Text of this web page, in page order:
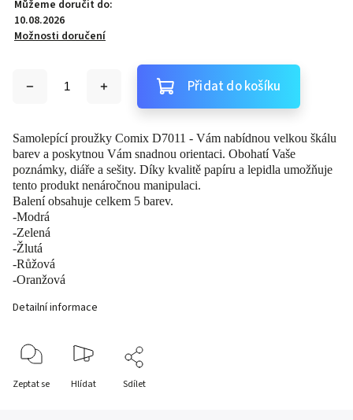
Můžeme doručit do:
10.08.2026
Možnosti doručení
Přidat do košíku
Samolepící proužky Comix D7011 - Vám nabídnou velkou škálu
barev a poskytnou Vám snadnou orientaci. Obohatí Vaše
poznámky, diáře a sešity. Díky kvalitě papíru a lepidla umožňuje
tento produkt nenáročnou manipulaci.
Balení obsahuje celkem 5 barev.
-Modrá
-Zelená
-Žlutá
-Růžová
-Oranžová
Detailní informace
Zeptat se Hlídat Sdílet